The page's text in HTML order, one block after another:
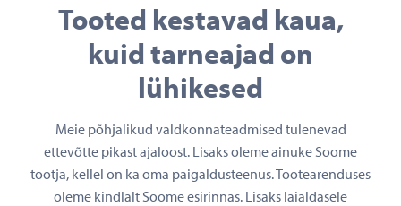
Tooted kestavad kaua,
kuid tarneajad on
lühikesed
Meie põhjalikud valdkonnateadmised tulenevad
ettevõtte pikast ajaloost. Lisaks oleme ainuke Soome
tootja, kellel on ka oma paigaldusteenus. Tootearenduses
oleme kindlalt Soome esirinnas. Lisaks laialdasele